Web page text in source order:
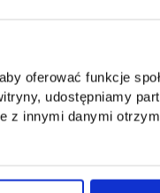
oferować funkcje
udostępniamy
z innymi danymi